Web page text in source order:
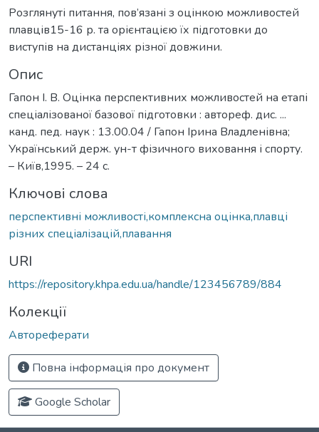
Розглянуті питання, пов’язані з оцінкою можливостей
плавців15-16 р. та орієнтацією їх підготовки до
виступів на дистанціях різної довжини.
Опис
Гапон І. В. Оцінка перспективних можливостей на етапі
спеціалізованої базової підготовки : автореф. дис. ...
канд. пед. наук : 13.00.04 / Гапон Ірина Владленівна;
Український держ. ун-т фізичного виховання і спорту.
– Київ,1995. – 24 с.
Ключові слова
перспективні можливості,комплексна оцінка,плавці
різних спеціалізацій,плавання
URI
https://repository.khpa.edu.ua/handle/123456789/884
Колекції
Автореферати
Повна інформація про документ
Google Scholar